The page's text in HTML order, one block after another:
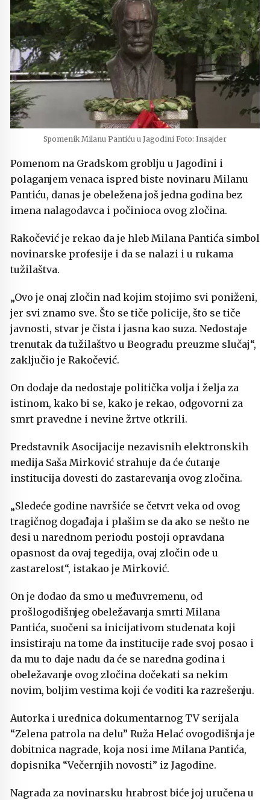
Spomenik Milanu Pantiću u Jagodini Foto: Insajder
Pomenom na Gradskom groblju u Jagodini i
polaganjem venaca ispred biste novinaru Milanu
Pantiću, danas je obeležena još jedna godina bez
imena nalagodavca i počinioca ovog zločina.
Rakočević je rekao da je hleb Milana Pantića simbol
novinarske profesije i da se nalazi i u rukama
tužilaštva.
„Ovo je onaj zločin nad kojim stojimo svi poniženi,
jer svi znamo sve. Što se tiče policije, što se tiče
javnosti, stvar je čista i jasna kao suza. Nedostaje
trenutak da tužilaštvo u Beogradu preuzme slučaj“,
zaključio je Rakočević.
On dodaje da nedostaje politička volja i želja za
istinom, kako bi se, kako je rekao, odgovorni za
smrt pravedne i nevine žrtve otkrili.
Predstavnik Asocijacije nezavisnih elektronskih
medija Saša Mirković strahuje da će ćutanje
institucija dovesti do zastarevanja ovog zločina.
„Sledeće godine navršiće se četvrt veka od ovog
tragičnog događaja i plašim se da ako se nešto ne
desi u narednom periodu postoji opravdana
opasnost da ovaj tegedija, ovaj zločin ode u
zastarelost“, istakao je Mirković.
On je dodao da smo u međuvremenu, od
prošlogodišnjeg obeležavanja smrti Milana
Pantića, suočeni sa inicijativom studenata koji
insistiraju na tome da institucije rade svoj posao i
da mu to daje nadu da će se naredna godina i
obeležavanje ovog zločina dočekati sa nekim
novim, boljim vestima koji će voditi ka razrešenju.
Autorka i urednica dokumentarnog TV serijala
“Zelena patrola na delu” Ruža Helać ovogodišnja je
dobitnica nagrade, koja nosi ime Milana Pantića,
dopisnika “Večernjih novosti” iz Jagodine.
Nagrada za novinarsku hrabrost biće joj uručena u